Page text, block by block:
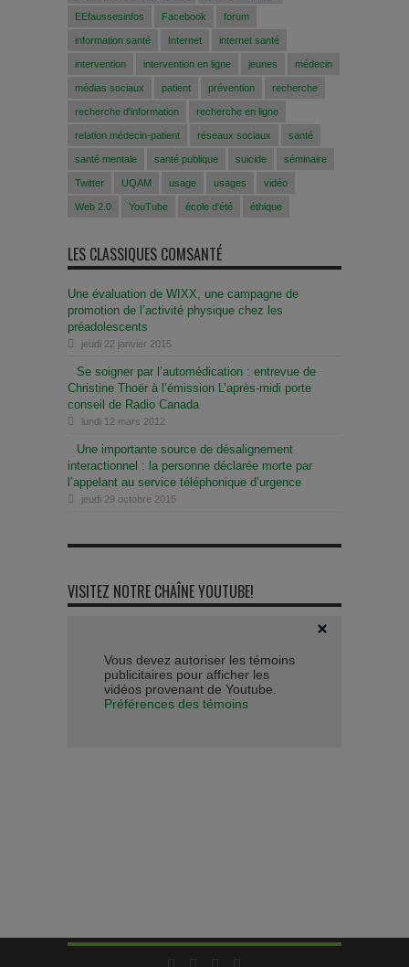
EEfaussesinfos Facebook forum
information santé Internet internet santé
intervention intervention en ligne jeunes médecin
médias sociaux patient prévention recherche
recherche d'information recherche en ligne
relation médecin-patient réseaux sociaux santé
santé mentale santé publique suicide séminaire
Twitter UQAM usage usages vidéo
Web 2.0 YouTube école d'été éthique
LES CLASSIQUES COMSANTÉ
Une évaluation de WIXX, une campagne de
promotion de l’activité physique chez les
préadolescents
jeudi 22 janvier 2015
Se soigner par l’automédication : entrevue de
Christine Thoër à l’émission L’après-midi porte
conseil de Radio Canada
lundi 12 mars 2012
Une importante source de désalignement
interactionnel : la personne déclarée morte par
l’appelant au service téléphonique d’urgence
jeudi 29 octobre 2015
VISITEZ NOTRE CHAÎNE YOUTUBE!
Vous devez autoriser les témoins
publicitaires pour afficher les
vidéos provenant de Youtube.
Préférences des témoins